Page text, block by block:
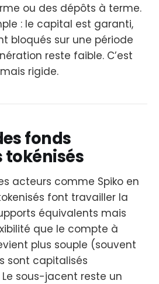
ou des dépôts à terme.
: le capital est garanti,
bloqués sur une période
reste faible. C’est
rigide.
fonds
tokénisés
acteurs comme Spiko en
font travailler la
équivalents mais
que le compte à
plus souple (souvent
sont capitalisés
sous-jacent reste un